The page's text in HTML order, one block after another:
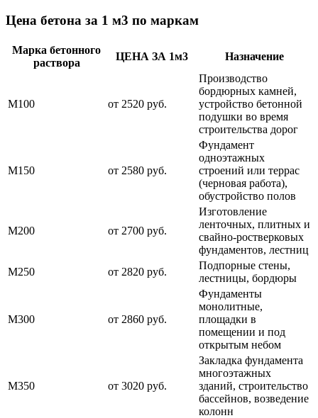
Цена бетона за 1 м3 по маркам
Марка бетонного
раствора
ЦЕНА ЗА 1м3 Назначение
М100 от 2520 руб.
Производство
бордюрных камней,
устройство бетонной
подушки во время
строительства дорог
М150 от 2580 руб.
Фундамент
одноэтажных
строений или террас
(черновая работа),
обустройство полов
М200 от 2700 руб.
Изготовление
ленточных, плитных и
свайно-ростверковых
фундаментов, лестниц
М250
от 2820 руб.
Подпорные стены,
лестницы, бордюры
М300 от 2860 руб.
Фундаменты
монолитные,
площадки в
помещении и под
открытым небом
М350 от 3020 руб.
Закладка фундамента
многоэтажных
зданий, строительство
бассейнов, возведение
колонн